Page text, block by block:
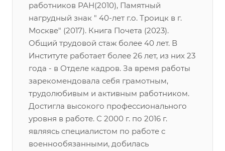
работников РАН(2010), Памятный
нагрудный знак " 40-лет г.о. Троицк в г.
Москве" (2017). Книга Почета (2023).
Общий трудовой стаж более 40 лет. В
Институте работает более 26 лет, из них 23
года - в Отделе кадров. За время работы
зарекомендовала себя грамотным,
трудолюбивым и активным работником.
Достигла высокого профессионального
уровня в работе. С 2000 г. по 2016 г.
являясь специалистом по работе с
военнообязанными, добилась